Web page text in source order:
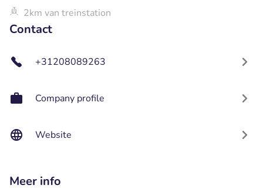
2km van treinstation
Contact
+31208089263
Company profile
Website
Meer info